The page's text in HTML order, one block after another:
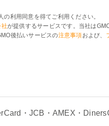
利用同意を得てご利用ください。
が提供するサービスです。当社は
後払いサービスの注意事項および、
・JCB・AMEX・